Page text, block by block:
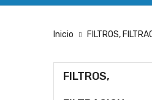
Inicio FILTROS,
FILTROS,